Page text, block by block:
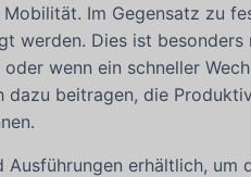
Im Gegensatz zu
werden. Dies ist
wenn ein schneller
beitragen, die
erhältlich, um